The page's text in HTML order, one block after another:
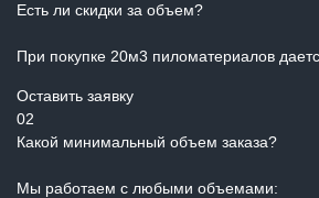
Есть ли скидки за объем?
При покупке 20м3 пиломатериалов
Оставить заявку
02
Какой минимальный объем заказа?
Мы работаем с любыми объемами: